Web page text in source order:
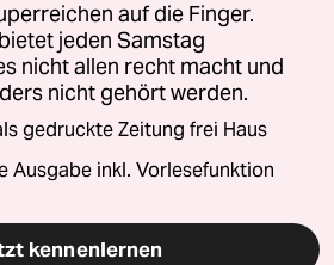
auf die Finger.
jeden Samstag
nicht allen recht macht und
nicht gehört werden.
gedruckte Zeitung frei Haus
Ausgabe inkl. Vorlesefunktion
kennenlernen